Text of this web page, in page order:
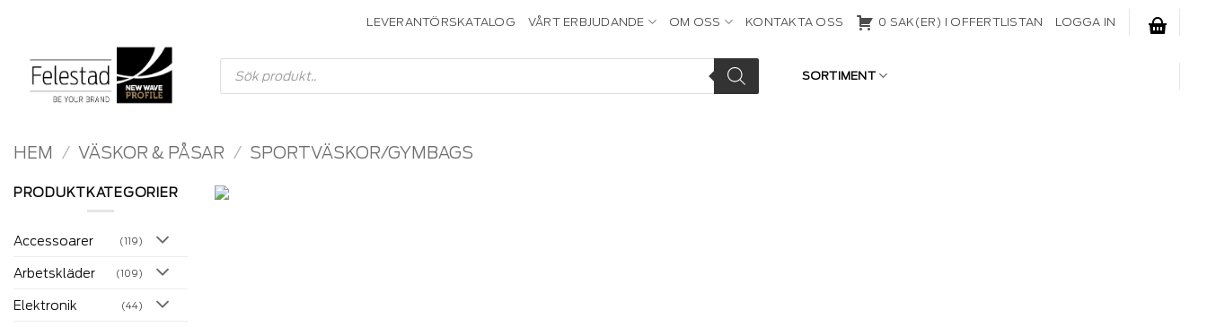
LEVERANTÖRSKATALOG VÅRT ERBJUDANDE OM OSS KONTAKTA OSS 0 SAK(ER) I OFFERTLISTAN LOGGA IN
Produktsökning
SORTIMENT
HEM / VÄSKOR & PÅSAR / SPORTVÄSKOR/GYMBAGS
PRODUKTKATEGORIER
Accessoarer (119)
Arbetskläder (109)
Elektronik (44)